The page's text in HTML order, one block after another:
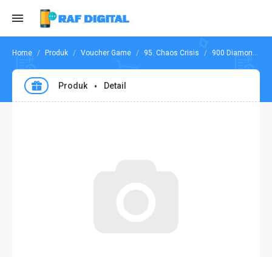
Produk Voucher Game 95. Chaos Crisis 900 Diamond Chaos Crisis
Produk Detail